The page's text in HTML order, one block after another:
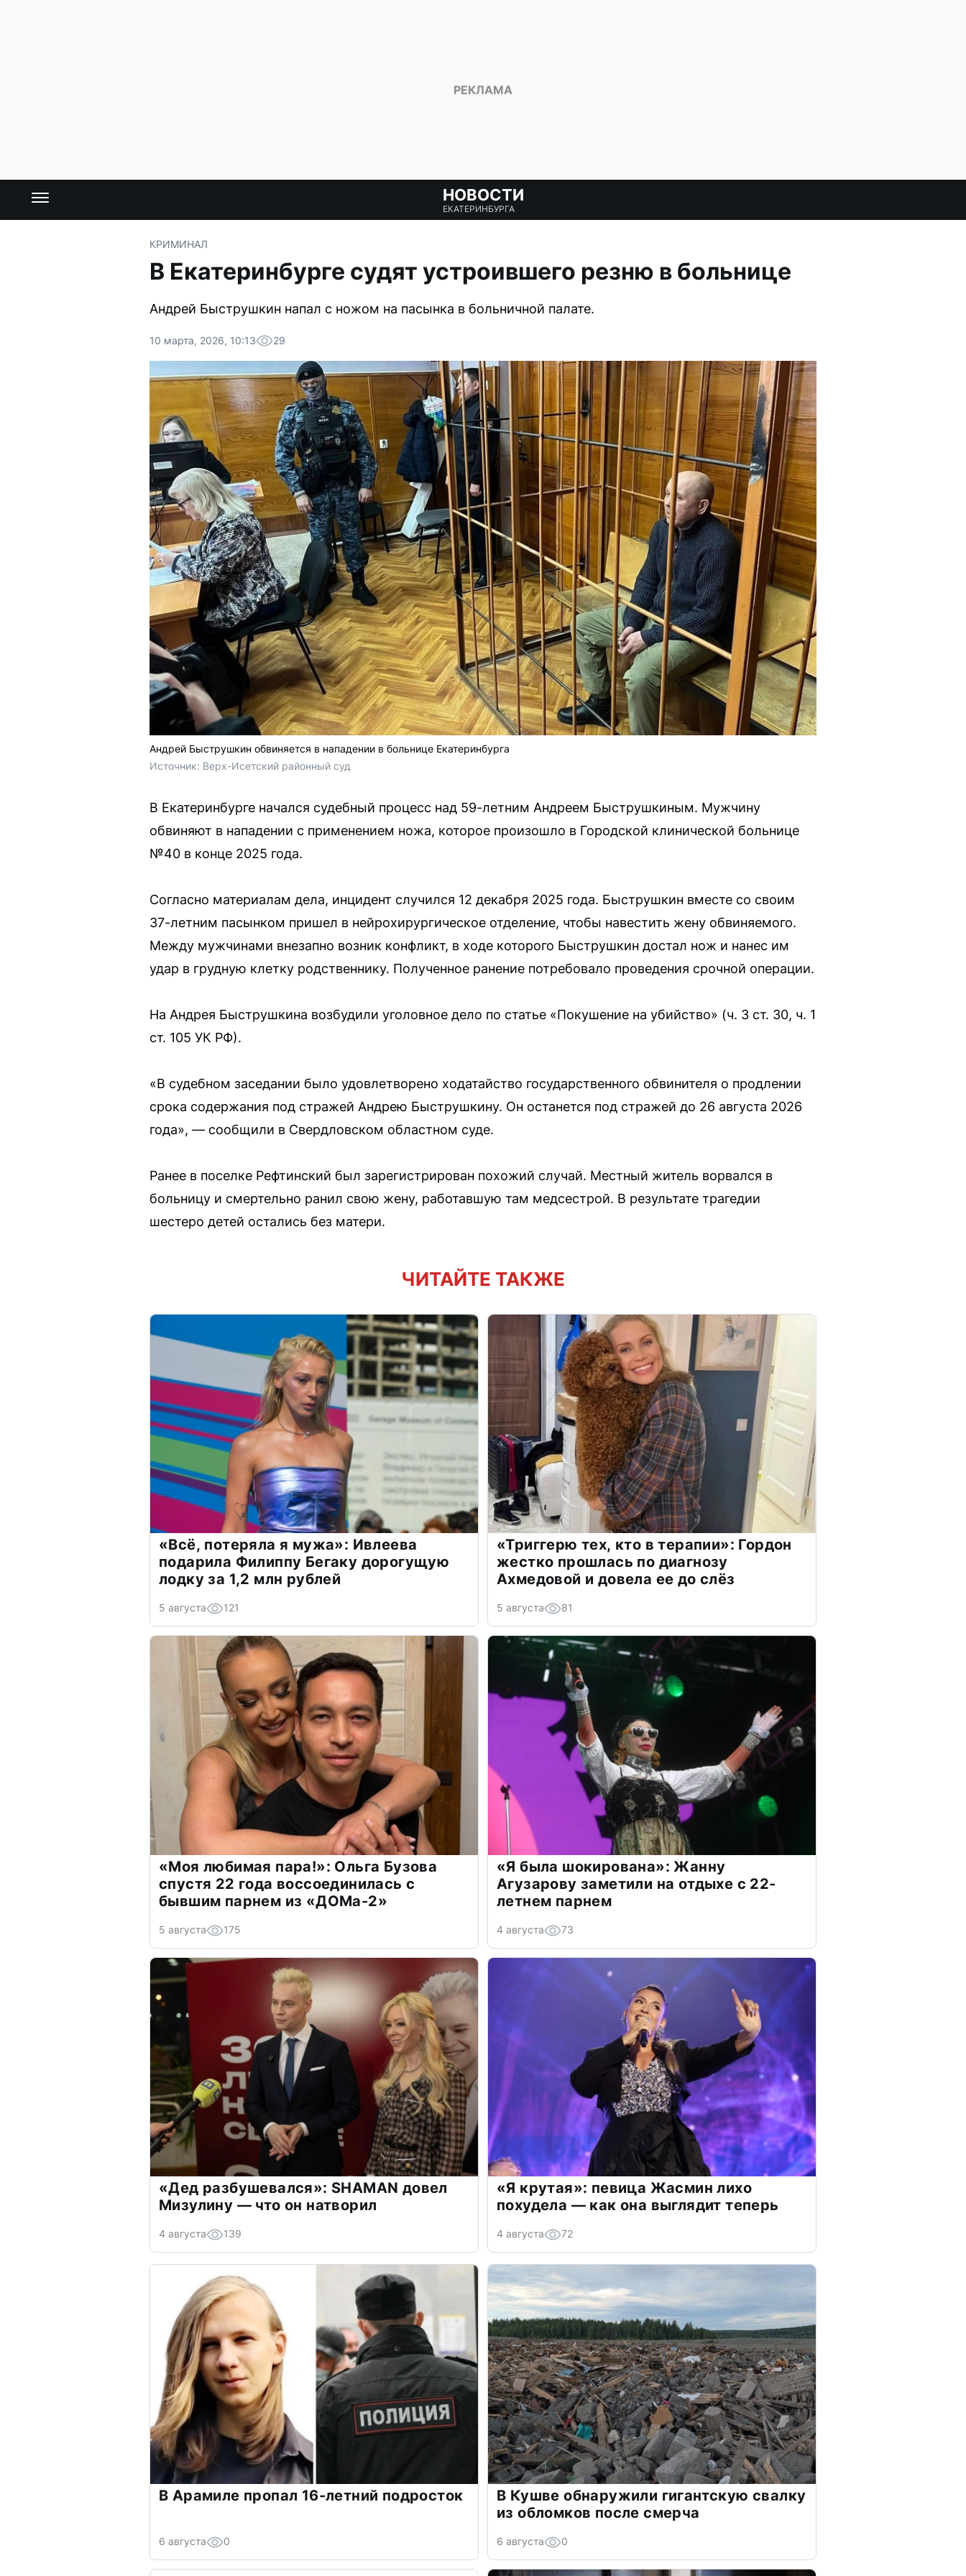
НОВОСТИ
ЕКАТЕРИНБУРГА
КРИМИНАЛ
В Екатеринбурге судят устроившего резню в больнице
Андрей Быструшкин напал с ножом на пасынка в больничной палате.
10 марта, 2026, 10:13 29
Андрей Быструшкин обвиняется в нападении в больнице Екатеринбурга
Источник: Верх-Исетский районный суд
В Екатеринбурге начался судебный процесс над 59-летним Андреем Быструшкиным. Мужчину
обвиняют в нападении с применением ножа, которое произошло в Городской клинической больнице
№40 в конце 2025 года.
Согласно материалам дела, инцидент случился 12 декабря 2025 года. Быструшкин вместе со своим
37-летним пасынком пришел в нейрохирургическое отделение, чтобы навестить жену обвиняемого.
Между мужчинами внезапно возник конфликт, в ходе которого Быструшкин достал нож и нанес им
удар в грудную клетку родственнику. Полученное ранение потребовало проведения срочной операции.
На Андрея Быструшкина возбудили уголовное дело по статье «Покушение на убийство» (ч. 3 ст. 30, ч. 1
ст. 105 УК РФ).
«В судебном заседании было удовлетворено ходатайство государственного обвинителя о продлении
срока содержания под стражей Андрею Быструшкину. Он останется под стражей до 26 августа 2026
года», — сообщили в Свердловском областном суде.
Ранее в поселке Рефтинский был зарегистрирован похожий случай. Местный житель ворвался в
больницу и смертельно ранил свою жену, работавшую там медсестрой. В результате трагедии
шестеро детей остались без матери.
ЧИТАЙТЕ ТАКЖЕ
«Всё, потеряла я мужа»: Ивлеева
подарила Филиппу Бегаку дорогущую
лодку за 1,2 млн рублей
5 августа 121
«Триггерю тех, кто в терапии»: Гордон
жестко прошлась по диагнозу
Ахмедовой и довела ее до слёз
5 августа 81
«Моя любимая пара!»: Ольга Бузова
спустя 22 года воссоединилась с
бывшим парнем из «ДОМа-2»
5 августа 175
«Я была шокирована»: Жанну
Агузарову заметили на отдыхе с 22-
летнем парнем
4 августа 73
«Дед разбушевался»: SHAMAN довел
Мизулину — что он натворил
4 августа 139
«Я крутая»: певица Жасмин лихо
похудела — как она выглядит теперь
4 августа 72
В Арамиле пропал 16-летний подросток
6 августа 0
В Кушве обнаружили гигантскую свалку
из обломков после смерча
6 августа 0